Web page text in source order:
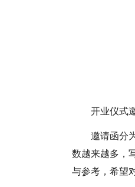
开业仪式
邀请函分
数越来越多，
与参考，希望